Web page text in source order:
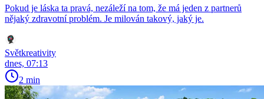
Pokud je láska ta pravá, nezáleží na tom, že má jeden z partnerů
nějaký zdravotní problém. Je milován takový, jaký je.
Světkreativity
dnes, 07:13
2 min